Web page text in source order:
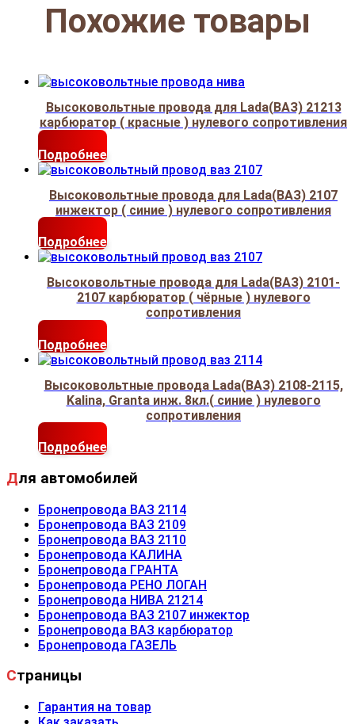
Похожие товары
Высоковольтные провода для Lada(ВАЗ) 21213
карбюратор ( красные ) нулевого сопротивления
Подробнее
Высоковольтные провода для Lada(ВАЗ) 2107
инжектор ( синие ) нулевого сопротивления
Подробнее
Высоковольтные провода для Lada(ВАЗ) 2101-
2107 карбюратор ( чёрные ) нулевого
сопротивления
Подробнее
Высоковольтные провода Lada(ВАЗ) 2108-2115,
Kalina, Granta инж. 8кл.( синие ) нулевого
сопротивления
Подробнее
Для автомобилей
Бронепровода ВАЗ 2114
Бронепровода ВАЗ 2109
Бронепровода ВАЗ 2110
Бронепровода КАЛИНА
Бронепровода ГРАНТА
Бронепровода РЕНО ЛОГАН
Бронепровода НИВА 21214
Бронепровода ВАЗ 2107 инжектор
Бронепровода ВАЗ карбюратор
Бронепровода ГАЗЕЛЬ
Страницы
Гарантия на товар